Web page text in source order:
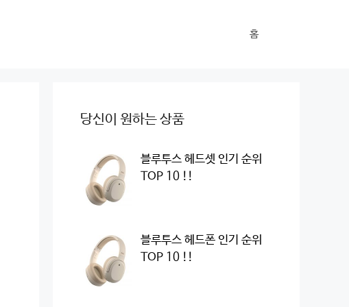
홈
당신이 원하는 상품
블루투스 헤드셋 인기 순위
TOP 10 !!
블루투스 헤드폰 인기 순위
TOP 10 !!